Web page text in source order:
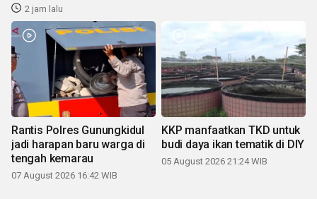
2 jam lalu
Rantis Polres Gunungkidul
jadi harapan baru warga di
tengah kemarau
07 August 2026 16:42 WIB
KKP manfaatkan TKD untuk
budi daya ikan tematik di DIY
05 August 2026 21:24 WIB